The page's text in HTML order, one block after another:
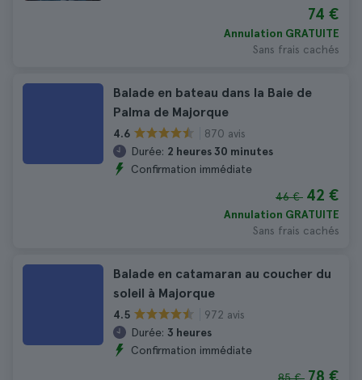
74 €
Annulation GRATUITE
Sans frais cachés
Balade en bateau dans la Baie de
Palma de Majorque
4.6
870 avis
Durée: 2 heures 30 minutes
Confirmation immédiate
46 € 42 €
Annulation GRATUITE
Sans frais cachés
Balade en catamaran au coucher du
soleil à Majorque
4.5
972 avis
Durée: 3 heures
Confirmation immédiate
78 €